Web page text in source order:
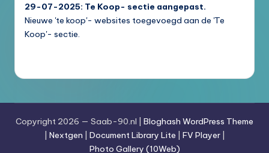
29-07-2025: Te Koop- sectie aangepast.
Nieuwe 'te koop'- websites toegevoegd aan de 'Te
Koop'- sectie.
Copyright 2026 — Saab-90.nl | Bloghash WordPress Theme
Nextgen Document Library Lite FV Player|
Photo Gallery (10Web)